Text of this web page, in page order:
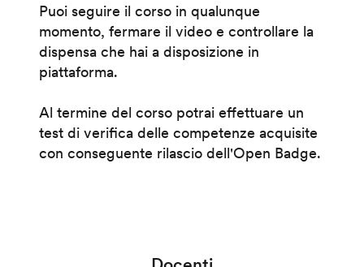
Puoi seguire il corso in qualunque
momento, fermare il video e controllare la
dispensa che hai a disposizione in
piattaforma.
Al termine del corso potrai effettuare un
test di verifica delle competenze acquisite
con conseguente rilascio dell'Open Badge.